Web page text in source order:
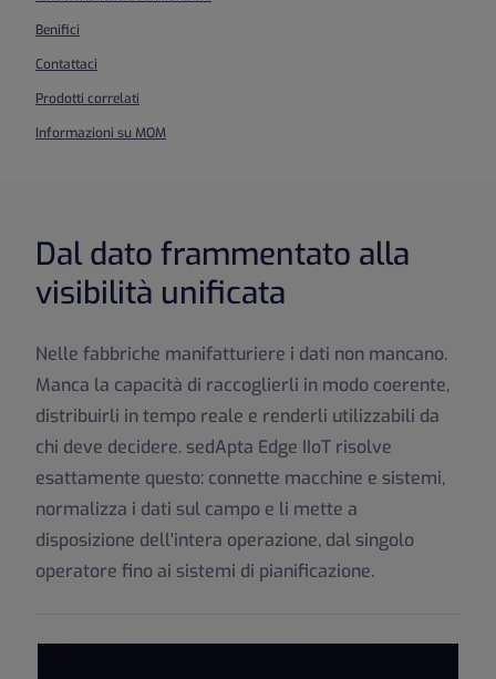
Benifici
Contattaci
Prodotti correlati
Informazioni su MOM
Dal dato frammentato alla
visibilità unificata
Nelle fabbriche manifatturiere i dati non mancano.
Manca la capacità di raccoglierli in modo coerente,
distribuirli in tempo reale e renderli utilizzabili da
chi deve decidere. sedApta Edge IIoT risolve
esattamente questo: connette macchine e sistemi,
normalizza i dati sul campo e li mette a
disposizione dell'intera operazione, dal singolo
operatore fino ai sistemi di pianificazione.